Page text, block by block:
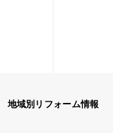
地域別リフォーム情報